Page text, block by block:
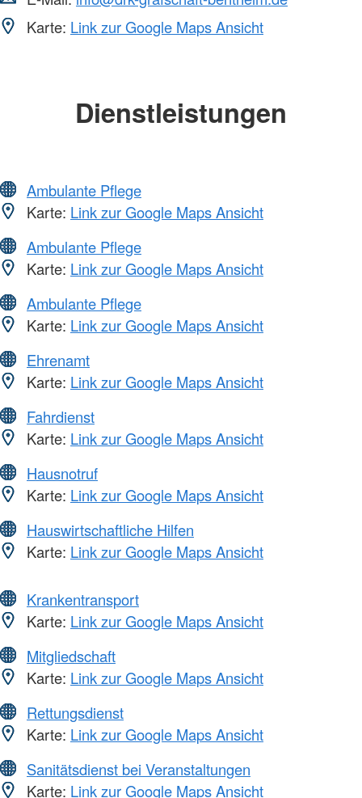
Karte: Link zur Google Maps Ansicht
Dienstleistungen
Ambulante Pflege
Karte: Link zur Google Maps Ansicht
Ambulante Pflege
Karte: Link zur Google Maps Ansicht
Ambulante Pflege
Karte: Link zur Google Maps Ansicht
Ehrenamt
Karte: Link zur Google Maps Ansicht
Fahrdienst
Karte: Link zur Google Maps Ansicht
Hausnotruf
Karte: Link zur Google Maps Ansicht
Hauswirtschaftliche Hilfen
Karte: Link zur Google Maps Ansicht
Krankentransport
Karte: Link zur Google Maps Ansicht
Mitgliedschaft
Karte: Link zur Google Maps Ansicht
Rettungsdienst
Karte: Link zur Google Maps Ansicht
Sanitätsdienst bei Veranstaltungen
Karte: Link zur Google Maps Ansicht